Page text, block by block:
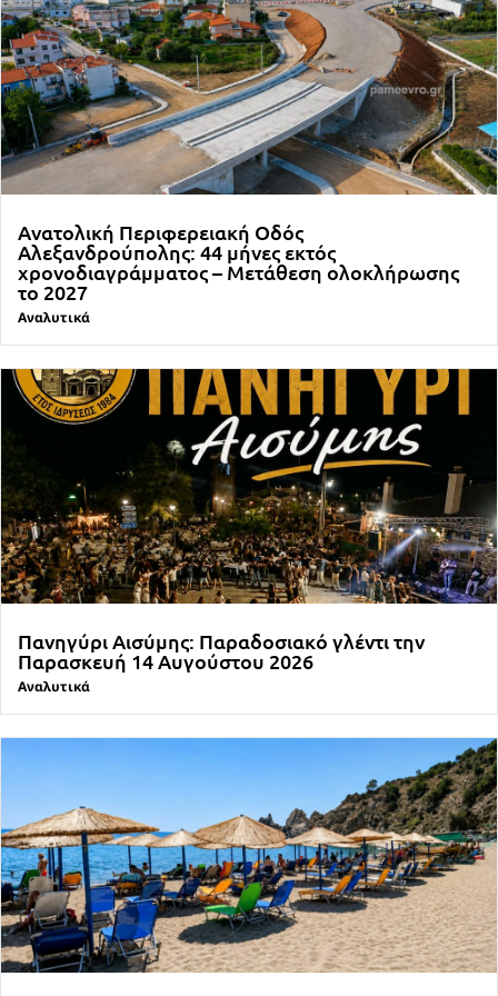
Ανατολική Περιφερειακή Οδός
Αλεξανδρούπολης: 44 μήνες εκτός
χρονοδιαγράμματος – Μετάθεση ολοκλήρωσης
το 2027
Αναλυτικά
Πανηγύρι Αισύμης: Παραδοσιακό γλέντι την
Παρασκευή 14 Αυγούστου 2026
Αναλυτικά